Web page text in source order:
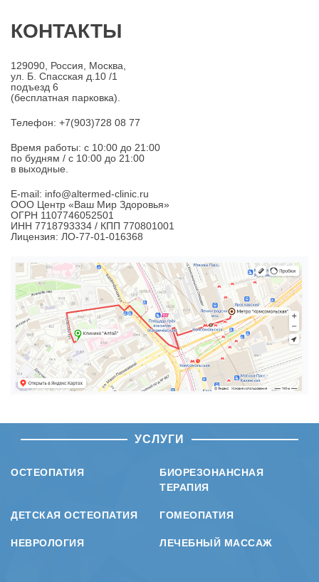
КОНТАКТЫ
129090, Россия, Москва,
ул. Б. Спасская д.10 /1
подъезд 6
(бесплатная парковка).
Телефон: +7(903)728 08 77
Время работы: c 10:00 до 21:00
по будням / с 10:00 до 21:00
в выходные.
E-mail: info@altermed-clinic.ru
ООО Центр «Ваш Мир Здоровья»
ОГРН 1107746052501
ИНН 7718793334 / КПП 770801001
Лицензия: ЛО-77-01-016368
УСЛУГИ
ОСТЕОПАТИЯ
БИОРЕЗОНАНСНАЯ
ТЕРАПИЯ
ДЕТСКАЯ ОСТЕОПАТИЯ ГОМЕОПАТИЯ
НЕВРОЛОГИЯ ЛЕЧЕБНЫЙ МАССАЖ